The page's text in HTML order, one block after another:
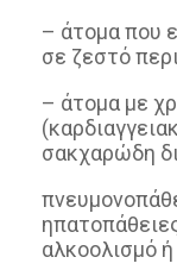
– άτομα που
σε ζεστό
– άτομα με
σακχαρώδη
αλκοολισμό ή